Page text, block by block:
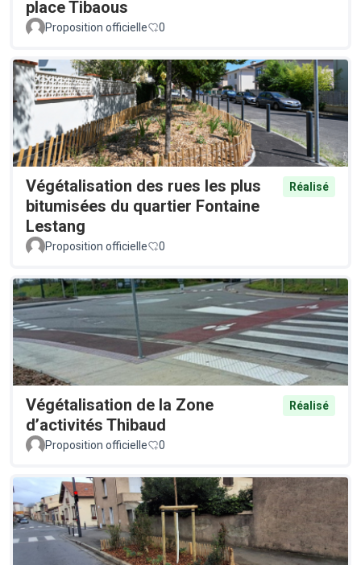
place Tibaous
Proposition officielle 0
Végétalisation des rues les plus
bitumisées du quartier Fontaine
Lestang
Réalisé
Proposition officielle 0
Végétalisation de la Zone
d’activités Thibaud
Réalisé
Proposition officielle 0